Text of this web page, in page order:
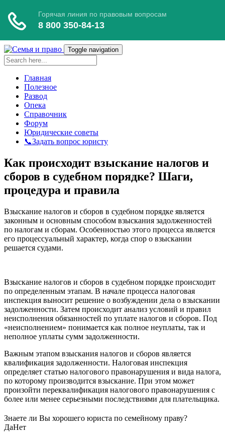
Toggle navigation
Главная
Полезное
Развод
Опека
Справочник
Форум
Юридические советы
📞Задать вопрос юристу
Как происходит взыскание налогов и
сборов в судебном порядке? Шаги,
процедура и правила
Взыскание налогов и сборов в судебном порядке является
законным и основным способом взыскания задолженностей
по налогам и сборам. Особенностью этого процесса является
его процессуальный характер, когда спор о взыскании
решается судами.
Взыскание налогов и сборов в судебном порядке происходит
по определенным этапам. В начале процесса налоговая
инспекция выносит решение о возбуждении дела о взыскании
задолженности. Затем происходит анализ условий и правил
неисполнения обязанностей по уплате налогов и сборов. Под
«неисполнением» понимается как полное неуплаты, так и
неполное уплаты сумм задолженности.
Важным этапом взыскания налогов и сборов является
квалификация задолженности. Налоговая инспекция
определяет статью налогового правонарушения и вида налога,
по которому производится взыскание. При этом может
произойти переквалификация налогового правонарушения с
более или менее серьезными последствиями для плательщика.
Знаете ли Вы хорошего юриста по семейному праву?
ДаНет